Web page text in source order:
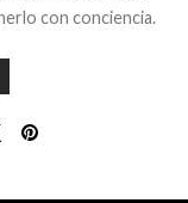
con conciencia.